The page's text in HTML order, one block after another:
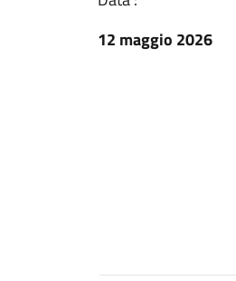
12 maggio 2026